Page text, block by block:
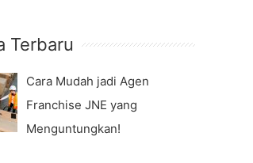
Terbaru
Cara Mudah jadi Agen
Franchise JNE yang
Menguntungkan!